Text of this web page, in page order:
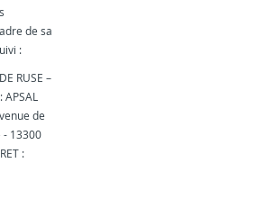
de sa
:
RUSE –
APSAL
de
- 13300
: